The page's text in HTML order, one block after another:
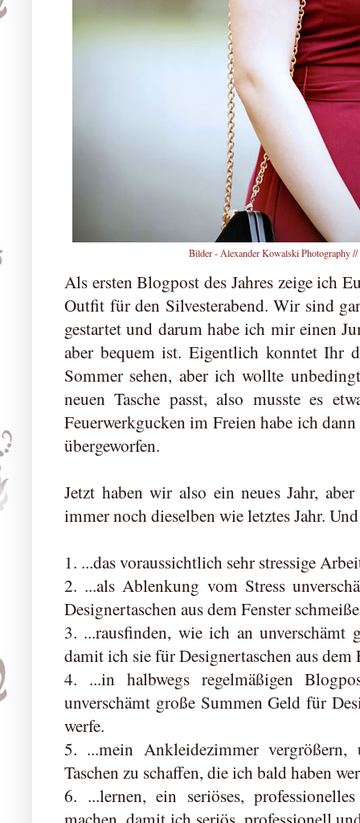
Bilder - Alexander Kowalski Photography//
Als ersten Blogpost des Jahres zeige ich
Outfit für den Silvesterabend. Wir sind
gestartet und darum habe ich mir einen
aber bequem ist. Eigentlich konntet Ihr
Sommer sehen, aber ich wollte
neuen Tasche passt, also musste es
Feuerwerkgucken im Freien habe ich
übergeworfen.
Jetzt haben wir also ein neues Jahr,
immer noch dieselben wie letztes Jahr.
1. ...das voraussichtlich sehr stressige
2. ...als Ablenkung vom Stress
Designertaschen aus dem Fenster
3. ...rausfinden, wie ich an unverschämt
damit ich sie für Designertaschen aus dem
4. ...in halbwegs regelmäßigen
unverschämt große Summen Geld für
werfe.
5. ...mein Ankleidezimmer
Taschen zu schaffen, die ich bald haben
6. ...lernen, ein seriöses,